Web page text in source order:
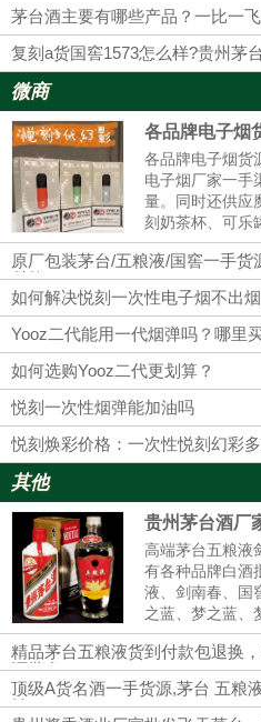
茅台酒主要有哪些产品？一比一
复刻a货国窖1573怎么样?贵州茅
微商
各品牌电子烟
方进货拿货一
各品牌电子烟货
电子烟厂家一手
量。同时还供应
刻奶茶杯、可乐
源批发拿货，我
商，和全国各大
确保产品从生产
原厂包装茅台/五粮液/国窖一手货
付款
如何解决悦刻一次性电子烟不出
Yooz二代能用一代烟弹吗？哪里
如何选购Yooz二代更划算？
悦刻一次性烟弹能加油吗
悦刻焕彩价格：一次性悦刻幻彩
其他
贵州茅台酒厂
肖茅台全系列
高端茅台五粮液
有各种品牌白酒
液、剑南春、国
之蓝、梦之蓝、
青红花郎等名酒
们是白酒厂家一
信经营,做工精
家...
精品茅台五粮液货到付款包退换
源批发
顶级A货名酒一手货源,茅台 五粮
销